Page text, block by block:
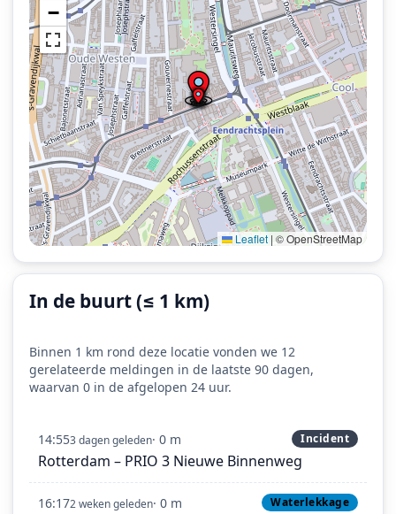
−
Leaflet | © OpenStreetMap
In de buurt (≤ 1 km)
Binnen 1 km rond deze locatie vonden we 12
gerelateerde meldingen in de laatste 90 dagen,
waarvan 0 in de afgelopen 24 uur.
14:553 dagen geleden· 0 m Incident
Rotterdam – PRIO 3 Nieuwe Binnenweg
16:172 weken geleden· 0 m Waterlekkage